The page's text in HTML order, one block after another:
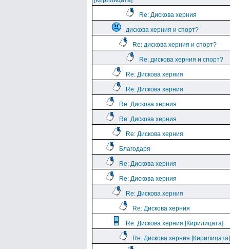
Re: Дискова херния
дискова херния и спорт?
Re: дискова херния и спорт?
Re: дискова херния и спорт?
Re: Дискова херния
Re: Дискова херния
Re: Дискова херния
Re: Дискова херния
Re: Дискова херния
Благодаря
Re: Дискова херния
Re: Дискова херния
Re: Дискова херния
Re: Дискова херния
Re: Дискова херния [Кирилицата]
Re: Дискова херния [Кирилицата]